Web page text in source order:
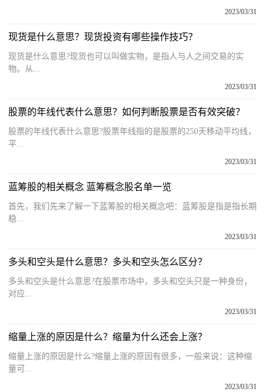
2023/03/31
现货是什么意思？现货投资有哪些操作技巧？
现货是什么意思?现货也可以叫做实物，是指人与人之间交易的实
物。从...
2023/03/31
股票的年线代表什么意思？如何判断股票是否有效突破？
股票的年线代表什么意思?股票年线指的是股票的250天移动平均线，
平...
2023/03/31
蓝筹股的相关概念 蓝筹概念股名单一览
首先，我们先来了解一下蓝筹股的相关概念吧：蓝筹股是指是指长期
稳...
2023/03/31
多头和空头是什么意思？多头和空头怎么区分？
多头和空头是什么意思?在股票市场中，多头和空头只是一种身份，
对应...
2023/03/31
缩量上涨的原因是什么？缩量为什么还会上涨？
缩量上涨的原因是什么?缩量上涨的原因有很多，一般来说：这种缩
量可...
2023/03/31